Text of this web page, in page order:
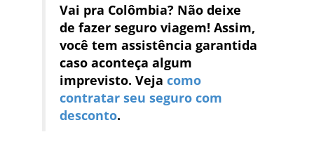
Vai pra Colômbia? Não deixe
de fazer seguro viagem! Assim,
você tem assistência garantida
caso aconteça algum
imprevisto. Veja como
contratar seu seguro com
desconto.